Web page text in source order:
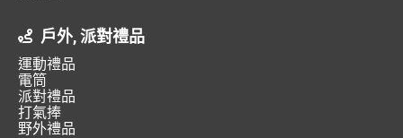
戶外, 派對禮品
運動禮品
電筒
派對禮品
打氣捧
野外禮品